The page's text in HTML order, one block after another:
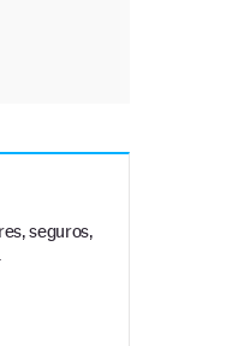
seguros,